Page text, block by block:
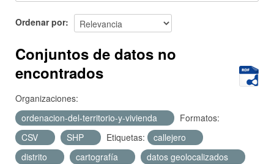
Acerca de
Ordenar por
Conjuntos de datos no
encontrados
Organizaciones:
ordenacion-del-territorio-y-vivienda
Formatos:
CSV
SHP Etiquetas:
callejero
distrito
cartografía datos geolocalizados